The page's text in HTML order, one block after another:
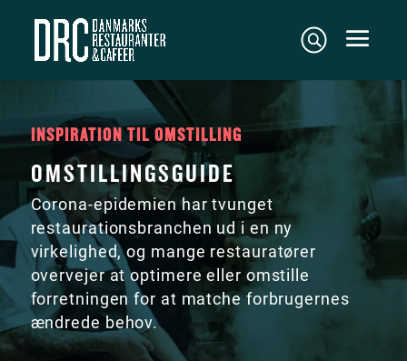
INSPIRATION TIL OMSTILLING
OMSTILLINGSGUIDE
Corona-epidemien har tvunget
restaurationsbranchen ud i en ny
virkelighed, og mange restauratører
overvejer at optimere eller omstille
forretningen for at matche forbrugernes
ændrede behov.